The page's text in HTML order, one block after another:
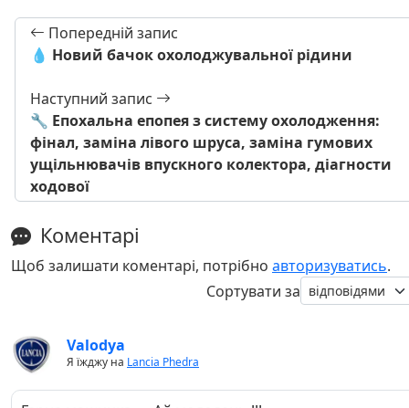
Попередній запис
💧 Новий бачок охолоджувальної рідини
Наступний запис
🔧 Епохальна епопея з систему охолодження:
фінал, заміна лівого шруса, заміна гумових
ущільнювачів впускного колектора, діагности
ходової
Коментарі
Щоб залишати коментарі, потрібно авторизуватись.
Сортувати за
Valodya
Я їжджу на Lancia Phedra